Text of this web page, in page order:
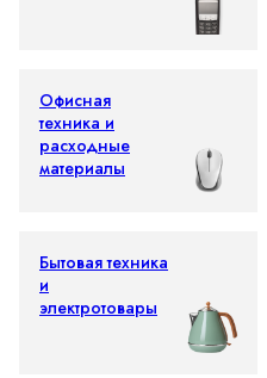
Офисная
техника и
расходные
материалы
Бытовая техника
и
электротовары